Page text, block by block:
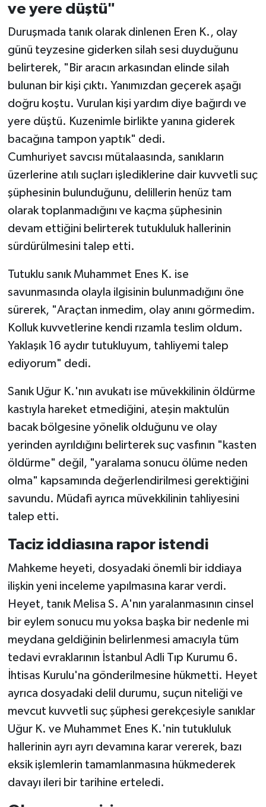
ve yere düştü"
Duruşmada tanık olarak dinlenen Eren K., olay
günü teyzesine giderken silah sesi duyduğunu
belirterek, "Bir aracın arkasından elinde silah
bulunan bir kişi çıktı. Yanımızdan geçerek aşağı
doğru koştu. Vurulan kişi yardım diye bağırdı ve
yere düştü. Kuzenimle birlikte yanına giderek
bacağına tampon yaptık" dedi.
Cumhuriyet savcısı mütalaasında, sanıkların
üzerlerine atılı suçları işlediklerine dair kuvvetli suç
şüphesinin bulunduğunu, delillerin henüz tam
olarak toplanmadığını ve kaçma şüphesinin
devam ettiğini belirterek tutukluluk hallerinin
sürdürülmesini talep etti.
Tutuklu sanık Muhammet Enes K. ise
savunmasında olayla ilgisinin bulunmadığını öne
sürerek, "Araçtan inmedim, olay anını görmedim.
Kolluk kuvvetlerine kendi rızamla teslim oldum.
Yaklaşık 16 aydır tutukluyum, tahliyemi talep
ediyorum" dedi.
Sanık Uğur K.'nın avukatı ise müvekkilinin öldürme
kastıyla hareket etmediğini, ateşin maktulün
bacak bölgesine yönelik olduğunu ve olay
yerinden ayrıldığını belirterek suç vasfının "kasten
öldürme" değil, "yaralama sonucu ölüme neden
olma" kapsamında değerlendirilmesi gerektiğini
savundu. Müdafi ayrıca müvekkilinin tahliyesini
talep etti.
Taciz iddiasına rapor istendi
Mahkeme heyeti, dosyadaki önemli bir iddiaya
ilişkin yeni inceleme yapılmasına karar verdi.
Heyet, tanık Melisa S. A'nın yaralanmasının cinsel
bir eylem sonucu mu yoksa başka bir nedenle mi
meydana geldiğinin belirlenmesi amacıyla tüm
tedavi evraklarının İstanbul Adli Tıp Kurumu 6.
İhtisas Kurulu'na gönderilmesine hükmetti. Heyet
ayrıca dosyadaki delil durumu, suçun niteliği ve
mevcut kuvvetli suç şüphesi gerekçesiyle sanıklar
Uğur K. ve Muhammet Enes K.'nin tutukluluk
hallerinin ayrı ayrı devamına karar vererek, bazı
eksik işlemlerin tamamlanmasına hükmederek
davayı ileri bir tarihine erteledi.